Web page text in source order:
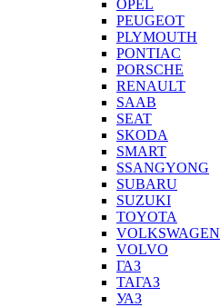
OPEL
PEUGEOT
PLYMOUTH
PONTIAC
PORSCHE
RENAULT
SAAB
SEAT
SKODA
SMART
SSANGYONG
SUBARU
SUZUKI
TOYOTA
VOLKSWAGEN
VOLVO
ГАЗ
ТАГАЗ
УАЗ